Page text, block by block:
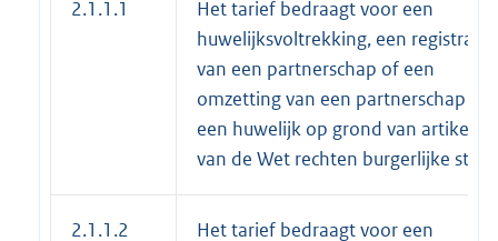
2.1.1.1
Het tarief bedraagt voor een
huwelijksvoltrekking, een registratie
van een partnerschap of een
omzetting van een partnerschap in
een huwelijk op grond van artikel 4
van de Wet rechten burgerlijke
2.1.1.2
Het tarief bedraagt voor een